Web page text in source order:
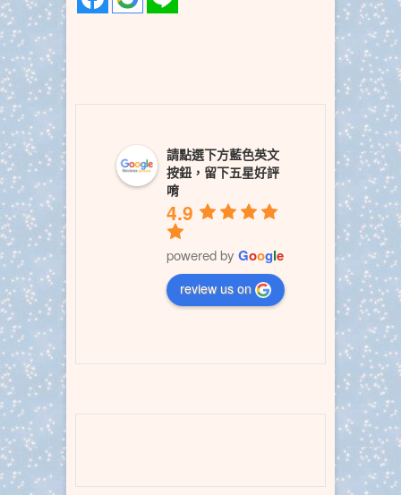
請點選下方藍色英文
按鈕，留下五星好評
唷
4.9
powered by Google
review us on